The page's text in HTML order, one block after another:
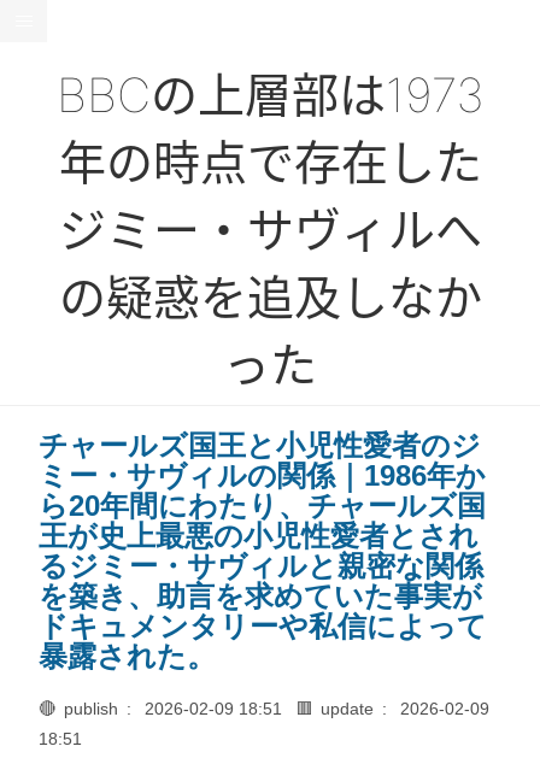
BBCの上層部は1973
年の時点で存在した
ジミー・サヴィルへ
の疑惑を追及しなか
った
チャールズ国王と小児性愛者のジ
ミー・サヴィルの関係｜1986年か
ら20年間にわたり、チャールズ国
王が史上最悪の小児性愛者とされ
るジミー・サヴィルと親密な関係
を築き、助言を求めていた事実が
ドキュメンタリーや私信によって
暴露された。
🔴 publish : 2026-02-09 18:51 🟥 update :
2026-02-09
18:51